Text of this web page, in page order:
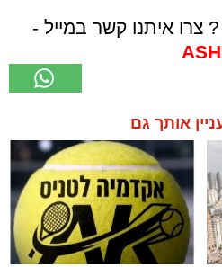
? צרו איתנו קשר במייל -
אותך גם